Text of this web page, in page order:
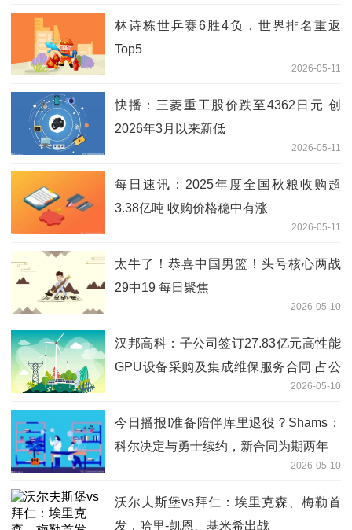
林诗栋世乒赛6胜4负，世界排名重返
Top5
2026-05-11
快播：三菱重工股价跌至4362日元 创
2026年3月以来新低
2026-05-11
每日速讯：2025年度全国秋粮收购超
3.38亿吨 收购价格稳中有涨
2026-05-11
太牛了！恭喜中国男篮！头号核心两战
29中19 每日聚焦
2026-05-10
汉邦高科：子公司签订27.83亿元高性能
GPU设备采购及集成维保服务合同 占公
司2025年经审计营业收入的1515.13%
2026-05-10
今日播报!准备陪伴库里退役？Shams：
科尔决定与勇士续约，新合同为期两年
2026-05-10
沃尔夫斯堡vs拜仁：埃里克森、梅勒首
发，哈里-凯恩、基米希出战